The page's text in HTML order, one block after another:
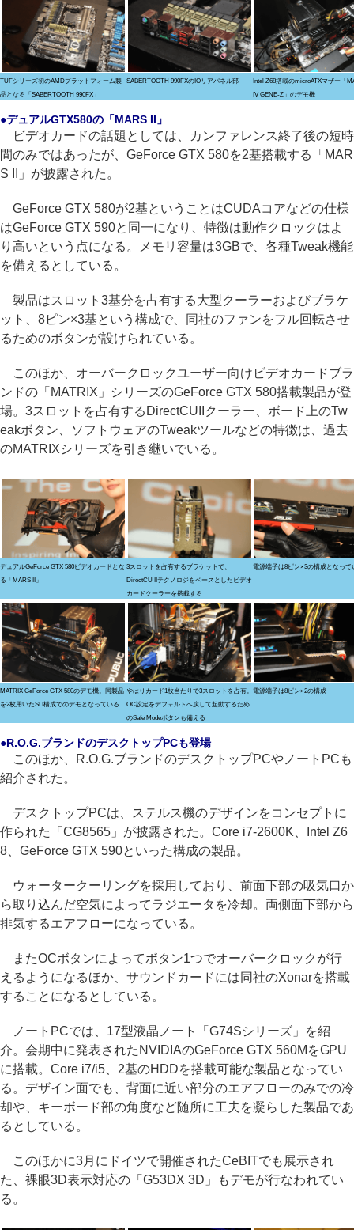
TUFシリーズ初のAMDプラットフォーム製
品となる「SABERTOOTH 990FX」
SABERTOOTH 990FXのIOリアパネル部
Intel Z68搭載のmicroATXマザー「
IV GENE-Z」のデモ機
●デュアルGTX580の「MARS II」
ビデオカードの話題としては、カンファレンス終了後の短時
間のみではあったが、GeForce GTX 580を2基搭載する「MAR
S II」が披露された。
GeForce GTX 580が2基ということはCUDAコアなどの仕様
はGeForce GTX 590と同一になり、特徴は動作クロックはよ
り高いという点になる。メモリ容量は3GBで、各種Tweak機能
を備えるとしている。
製品はスロット3基分を占有する大型クーラーおよびブラケ
ット、8ピン×3基という構成で、同社のファンをフル回転させ
るためのボタンが設けられている。
このほか、オーバークロックユーザー向けビデオカードブラ
ンドの「MATRIX」シリーズのGeForce GTX 580搭載製品が登
場。3スロットを占有するDirectCUIIクーラー、ボード上のTw
eakボタン、ソフトウェアのTweakツールなどの特徴は、過去
のMATRIXシリーズを引き継いでいる。
デュアルGeForce GTX 580ビデオカードとな
る「MARS II」
3スロットを占有するブラケットで、
DirectCU IIテクノロジをベースとしたビデオ
カードクーラーを搭載する
電源端子は8ピン×3の構成となって
MATRIX GeForce GTX 580のデモ機。同製品
を2枚用いたSLI構成でのデモとなっている
やはりカード1枚当たりで3スロットを占有。
OC設定をデフォルトへ戻して起動するため
のSafe Modeボタンも備える
電源端子は8ピン×2の構成
●R.O.G.ブランドのデスクトップPCも登場
このほか、R.O.G.ブランドのデスクトップPCやノートPCも
紹介された。
デスクトップPCは、ステルス機のデザインをコンセプトに
作られた「CG8565」が披露された。Core i7-2600K、Intel Z6
8、GeForce GTX 590といった構成の製品。
ウォータークーリングを採用しており、前面下部の吸気口か
ら取り込んだ空気によってラジエータを冷却。両側面下部から
排気するエアフローになっている。
またOCボタンによってボタン1つでオーバークロックが行
えるようになるほか、サウンドカードには同社のXonarを搭載
することになるとしている。
ノートPCでは、17型液晶ノート「G74Sシリーズ」を紹
介。会期中に発表されたNVIDIAのGeForce GTX 560MをGPU
に搭載。Core i7/i5、2基のHDDを搭載可能な製品となってい
る。デザイン面でも、背面に近い部分のエアフローのみでの冷
却や、キーボード部の角度など随所に工夫を凝らした製品であ
るとしている。
このほかに3月にドイツで開催されたCeBITでも展示され
た、裸眼3D表示対応の「G53DX 3D」もデモが行なわれてい
る。